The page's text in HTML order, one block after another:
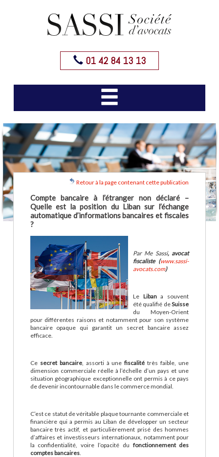
01 42 84 13 13
Retour à la page contenant cette publication
Compte bancaire à l’étranger non déclaré –
Quelle est la position du Liban sur l’échange
automatique d’informations bancaires et fiscales
?
Par Me Sassi, avocat
fiscaliste (www.sassi-
avocats.com)
Le Libana souvent
été qualifié deSuisse
du Moyen-Orient
pour différentes raisons et notamment pour son système
bancaire opaque qui garantit un secret bancaire assez
efficace.
Ce secret bancaire, assorti à unefiscalité très faible, une
dimension commerciale réelle à l’échelle d’un pays et une
situation géographique exceptionnelle ont permis à ce pays
de devenir incontournable dans le commerce mondial.
C’est ce statut de véritable plaque tournante commerciale et
financière qui a permis au Liban de développer un secteur
bancaire très actif, et particulièrement prisé des hommes
d’affaires et investisseurs internationaux, notamment pour
la confidentialité, voire l’opacité du fonctionnement des
comptes bancaires.